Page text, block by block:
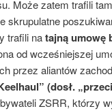
Może zatem trafili
skrupulatne
natajną umowę
od wcześniejszej
przez aliantów
(dosł.
ZSRR, którzy